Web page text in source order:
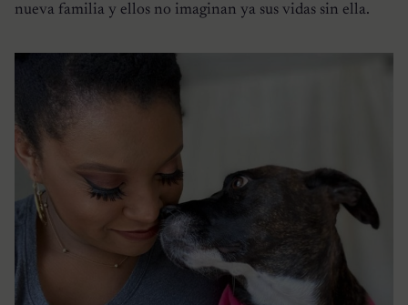
nueva familia y ellos no imaginan ya sus vidas sin ella.